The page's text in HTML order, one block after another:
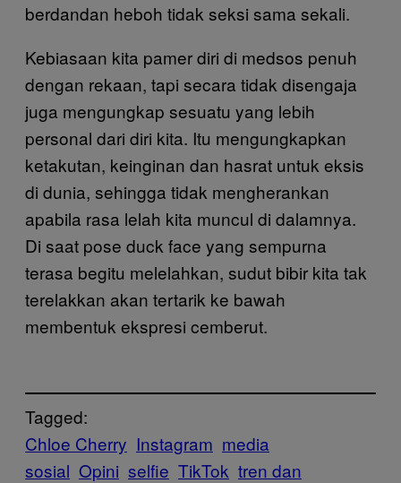
berdandan heboh tidak seksi sama sekali.
Kebiasaan kita pamer diri di medsos penuh
dengan rekaan, tapi secara tidak disengaja
juga mengungkap sesuatu yang lebih
personal dari diri kita. Itu mengungkapkan
ketakutan, keinginan dan hasrat untuk eksis
di dunia, sehingga tidak mengherankan
apabila rasa lelah kita muncul di dalamnya.
Di saat pose duck face yang sempurna
terasa begitu melelahkan, sudut bibir kita tak
terelakkan akan tertarik ke bawah
membentuk ekspresi cemberut.
Tagged:
Chloe Cherry Instagram media
sosial Opini selfie TikTok tren dan